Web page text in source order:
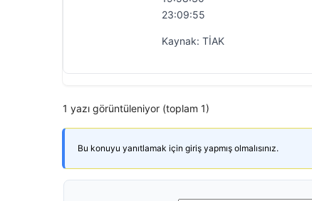
23:09:55
Kaynak: TİAK
1 yazı görüntüleniyor (toplam 1)
Bu konuyu yanıtlamak için giriş yapmış olmalısınız.